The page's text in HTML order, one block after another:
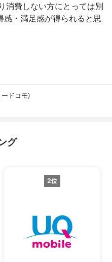
消費しない方にとっては別
・満足感が得られると思
ドコモ)
グ
2位